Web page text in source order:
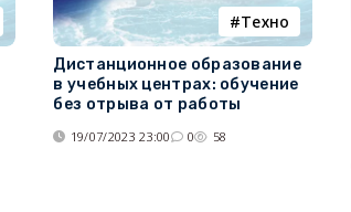
Tехно
Дистанционное образование
в учебных центрах: обучение
без отрыва от работы
19/07/2023 23:00 0 58